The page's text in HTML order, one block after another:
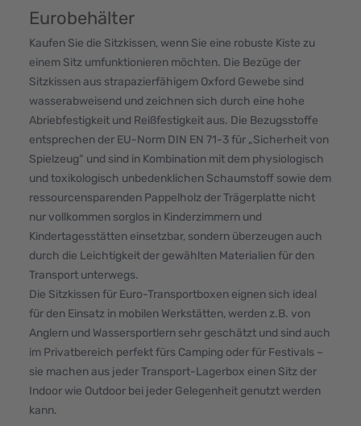
Eurobehälter
Kaufen Sie die Sitzkissen, wenn Sie eine robuste Kiste zu
einem Sitz umfunktionieren möchten. Die Bezüge der
Sitzkissen aus strapazierfähigem Oxford Gewebe sind
wasserabweisend und zeichnen sich durch eine hohe
Abriebfestigkeit und Reißfestigkeit aus. Die Bezugsstoffe
entsprechen der EU-Norm DIN EN 71-3 für „Sicherheit von
Spielzeug“ und sind in Kombination mit dem physiologisch
und toxikologisch unbedenklichen Schaumstoff sowie dem
ressourcensparenden Pappelholz der Trägerplatte nicht
nur vollkommen sorglos in Kinderzimmern und
Kindertagesstätten einsetzbar, sondern überzeugen auch
durch die Leichtigkeit der gewählten Materialien für den
Transport unterwegs.
Die Sitzkissen für Euro-Transportboxen eignen sich ideal
für den Einsatz in mobilen Werkstätten, werden z.B. von
Anglern und Wassersportlern sehr geschätzt und sind auch
im Privatbereich perfekt fürs Camping oder für Festivals –
sie machen aus jeder Transport-Lagerbox einen Sitz der
Indoor wie Outdoor bei jeder Gelegenheit genutzt werden
kann.